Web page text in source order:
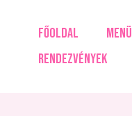
FŐOLDAL MENÜ
RENDEZVÉNYEK